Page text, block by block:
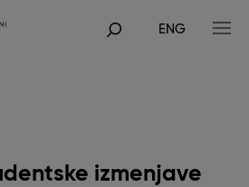
ENG
izmenjave